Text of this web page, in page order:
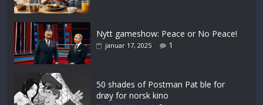
Nytt gameshow: Peace or No Peace!
januar 17, 2025 1
50 shades of Postman Pat ble for
drøy for norsk kino